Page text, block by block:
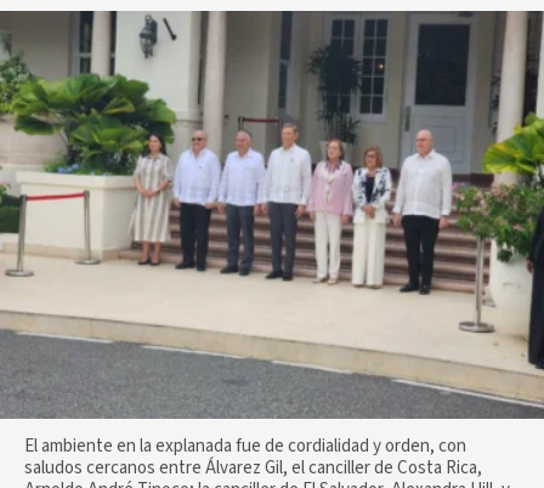
El ambiente en la explanada fue de cordialidad y orden, con
saludos cercanos entre Álvarez Gil, el canciller de Costa Rica,